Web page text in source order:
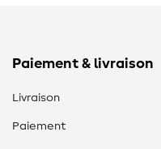
Paiement & livraison
Livraison
Paiement